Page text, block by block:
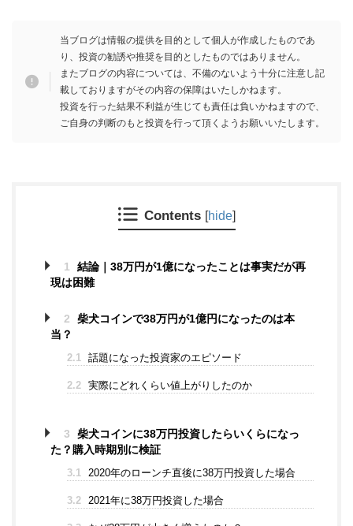
当ブログは情報の提供を目的として個人が作成したものであ
り、投資の勧誘や推奨を目的としたものではありません。
またブログの内容については、不備のないよう十分に注意し記
載しておりますがその内容の保障はいたしかねます。
投資を行った結果不利益が生じても責任は負いかねますので、
ご自身の判断のもと投資を行って頂くようお願いいたします。
Contents [hide]
1
結論｜38万円が1億になったことは事実だが再
現は困難
2
柴犬コインで38万円が1億円になったのは本
当？
2.1 話題になった投資家のエピソード
2.2 実際にどれくらい値上がりしたのか
3
柴犬コインに38万円投資したらいくらになっ
た？購入時期別に検証
3.1 2020年のローンチ直後に38万円投資した場合
3.2 2021年に38万円投資した場合